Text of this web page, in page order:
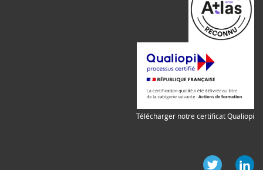
Télécharger notre certificat Qualiopi